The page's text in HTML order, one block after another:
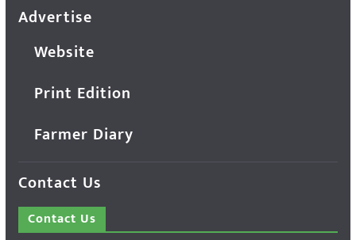
Advertise
Website
Print Edition
Farmer Diary
Contact Us
Contact Us